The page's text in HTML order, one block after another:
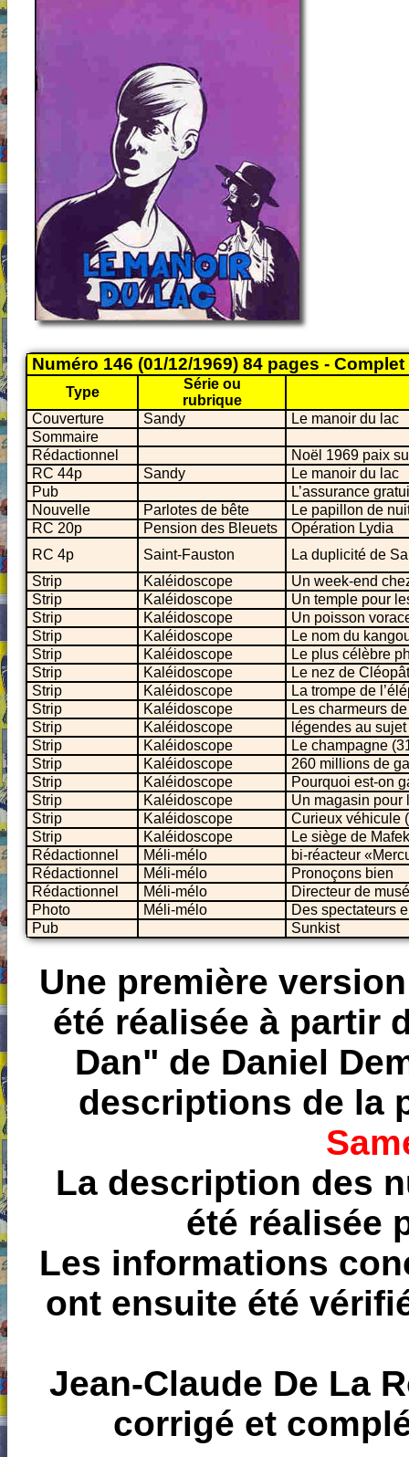
Numéro 146 (01/12/1969) 84 pages - Complet
Type
Série ou
rubrique
Couverture
Sandy
Le manoir du lac
Sommaire
Rédactionnel
Noël 1969 paix
RC 44p
Sandy
Le manoir du lac
Pub
L’assurance
Nouvelle
Parlotes de bête
Le papillon de
RC 20p
Pension des Bleuets
Opération Lydia
RC 4p
Saint-Fauston
La duplicité de
Strip
Kaléidoscope
Un week-end
Strip
Kaléidoscope
Un temple pour
Strip
Kaléidoscope
Un poisson
Strip
Kaléidoscope
Le nom du
Strip
Kaléidoscope
Le plus célèbre
Strip
Kaléidoscope
Le nez de
Strip
Kaléidoscope
La trompe de
Strip
Kaléidoscope
Les charmeurs
Strip
Kaléidoscope
légendes au
Strip
Kaléidoscope
Le champagne
Strip
Kaléidoscope
260 millions de
Strip
Kaléidoscope
Pourquoi est-on
Strip
Kaléidoscope
Un magasin pour
Strip
Kaléidoscope
Curieux véhicule
Strip
Kaléidoscope
Le siège de
Rédactionnel
Méli-mélo
bi-réacteur
Rédactionnel
Méli-mélo
Pronoçons bien
Rédactionnel
Méli-mélo
Directeur de
Photo
Méli-mélo
Des spectateurs
Pub
Sunkist
Une première
été réalisée à partir
Dan" de Daniel
descriptions de la
La description des
été réalisée
Les informations
ont ensuite été
Jean-Claude De La
corrigé et